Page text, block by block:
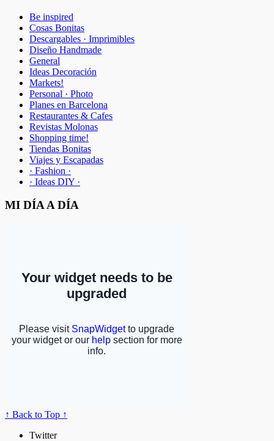
Be inspired
Cosas Bonitas
Descargables · Imprimibles
Diseño Handmade
General
Ideas Decoración
Markets!
Personal · Photo
Planes en Barcelona
Restaurantes & Cafes
Revistas Molonas
Shopping time!
Tiendas Bonitas
Viajes y Escapadas
· Fashion ·
· Ideas DIY ·
MI DÍA A DÍA
↑ Back to Top ↑
Twitter